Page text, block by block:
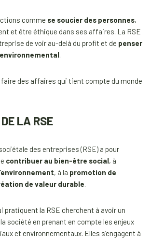
comme se soucier des personnes,
et être éthique dans ses affaires. La RSE
de voir au-delà du profit et de penser
.
faire des affaires qui tient compte du monde
LA RSE
des entreprises (RSE) a pour
contribuer au bien-être social, à
, à la promotion de
de valeur durable.
pratiquent la RSE cherchent à avoir un
société en prenant en compte les enjeux
et environnementaux. Elles s’engagent à